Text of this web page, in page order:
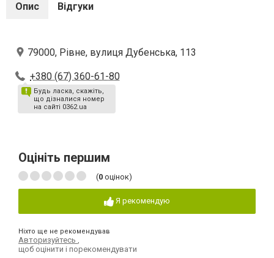
Опис Відгуки
79000, Рівне, вулиця Дубенська, 113
+380 (67) 360-61-80
Будь ласка, скажіть,
що дізналися номер
на сайті 0362.ua
Оцініть першим
(0 оцінок)
Я рекомендую
Ніхто ще не рекомендував
Авторизуйтесь
щоб оцінити і порекомендувати